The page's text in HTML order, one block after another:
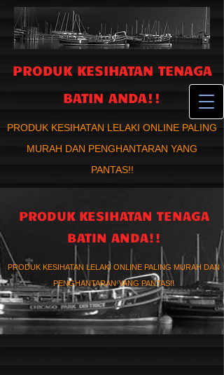
PRODUK KESIHATAN TENAGA
BATIN ANDA!!
PRODUK KESIHATAN LELAKI ONLINE PALING MURAH DAN
PENGHANTARAN YANG PANTAS!!
PRODUK KESIHATAN TENAGA
BATIN ANDA!!
PRODUK KESIHATAN LELAKI ONLINE PALING
MURAH DAN PENGHANTARAN YANG
PANTAS!!